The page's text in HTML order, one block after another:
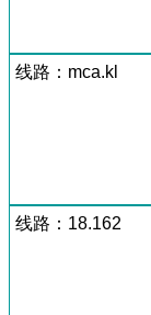
线路：mca.kl
线路：18.162